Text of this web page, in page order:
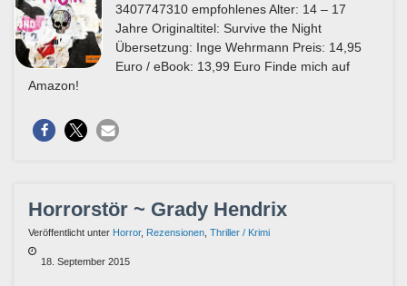
3407747310 empfohlenes Alter: 14 – 17
Jahre Originaltitel: Survive the Night
Übersetzung: Inge Wehrmann Preis: 14,95
Euro / eBook: 13,99 Euro Finde mich auf
Amazon!
Horrorstör ~ Grady Hendrix
Veröffentlicht unter Horror, Rezensionen Thriller / Krimi
18. September 2015